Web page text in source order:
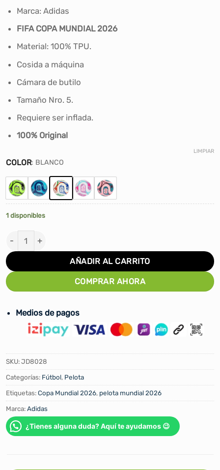
Marca: Adidas
FIFA COPA MUNDIAL 2026
Material: 100% TPU.
Cosida a máquina
Cámara de butilo
Tamaño Nro. 5.
Requiere ser inflada.
100% Original
COLOR: BLANCO
LIMPIAR
1 disponibles
PELOTA DE FUTBOL ADIDAS TRIONDA FIFA COPA
AÑADIR AL CARRITO
COMPRAR AHORA
Medios de pagos
SKU:JD8028
Categorías: Fútbol, Pelota
Etiquetas:Copa Mundial 2026, pelota mundial 2026
Marca:Adidas
¿Tienes alguna duda? Aquí te ayudamos 😉